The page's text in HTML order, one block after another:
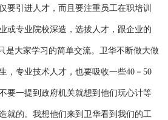
要引进人才，而且要注重员工在职培训
或专业院校深造，选拔人才，跟企业的
是大家学习的简单交流。卫华不断做大做
，专业技术人才，也要吸收一些40－50
要一提到政府机关就想到他们玩心计等
就的。我想他们来到卫华看到我们的工